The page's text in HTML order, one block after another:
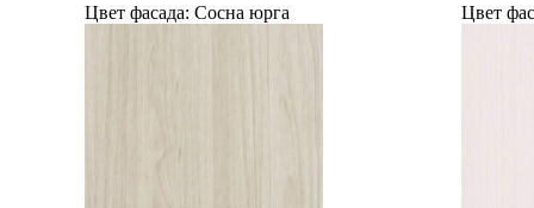
Цвет фасада: Сосна юрга Цвет